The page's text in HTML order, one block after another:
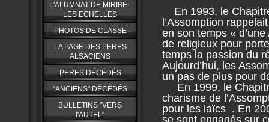
L'ALUMNAT DE MIRIBEL
LES ECHELLES
PHOTOS DE CLASSE
LA PAGE DES PERES
ALSACIENS
PERES DÉCÉDÉS
"ANCIENS" DÉCÉDÉS
BULLETINS "VERS
l'AUTEL"
En 1993, le
l’Assomption
en son temps «
de religieux pour
temps la passion du
Aujourd’hui, les
un pas de plus pour
En 1999, le
charisme de
pour les laïcs . En
se sont engagés sur